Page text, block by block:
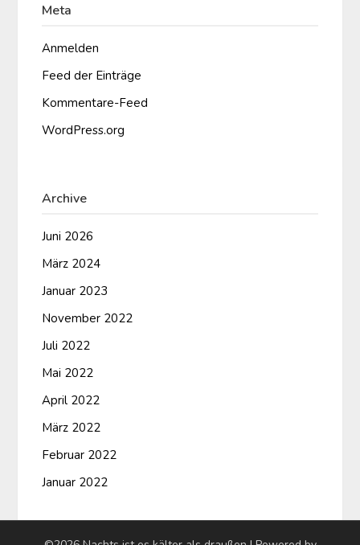
Meta
Anmelden
Feed der Einträge
Kommentare-Feed
WordPress.org
Archive
Juni 2026
März 2024
Januar 2023
November 2022
Juli 2022
Mai 2022
April 2022
März 2022
Februar 2022
Januar 2022